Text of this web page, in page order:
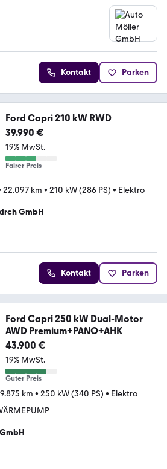
Kontakt Parken
Ford Capri 210 kW RWD
39.990 €
19% MwSt.
Fairer Preis
22.097 km • 210 kW (286 PS) • Elektro
GmbH
Kontakt Parken
Ford Capri 250 kW Dual-Motor
AWD Premium+PANO+AHK
43.900 €
19% MwSt.
Guter Preis
9.875 km • 250 kW (340 PS) • Elektro